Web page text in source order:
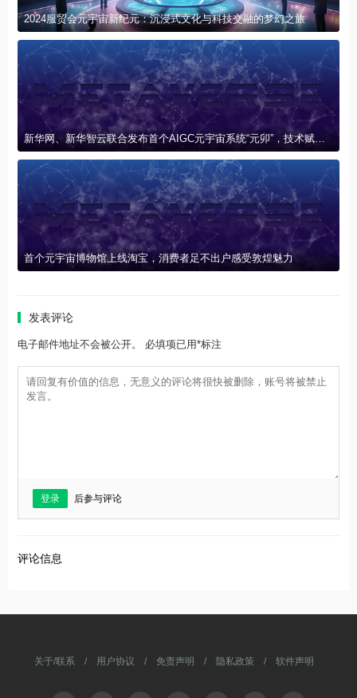
2024服贸会元宇宙新纪元：沉浸式文化与科技交融的梦幻之旅
首个元宇宙博物馆上线淘宝，消费者足不出户感受敦煌魅力
发表评论
电子邮件地址不会被公开。 必填项已用*标注
登录 后参与评论
评论信息
关于/联系 / 用户协议 / 免责声明 / 隐私政策 / 软件声明